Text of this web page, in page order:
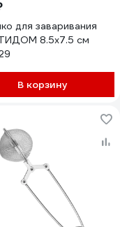
для заваривания
8.5x7.5 см
В корзину